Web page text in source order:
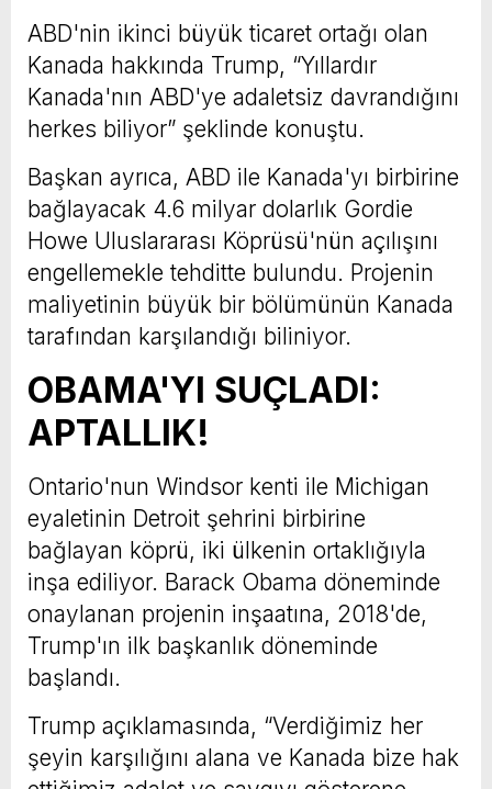
ABD'nin ikinci büyük ticaret ortağı olan
Kanada hakkında Trump, “Yıllardır
Kanada'nın ABD'ye adaletsiz davrandığını
herkes biliyor” şeklinde konuştu.
Başkan ayrıca, ABD ile Kanada'yı birbirine
bağlayacak 4.6 milyar dolarlık Gordie
Howe Uluslararası Köprüsü'nün açılışını
engellemekle tehditte bulundu. Projenin
maliyetinin büyük bir bölümünün Kanada
tarafından karşılandığı biliniyor.
OBAMA'YI SUÇLADI:
APTALLIK!
Ontario'nun Windsor kenti ile Michigan
eyaletinin Detroit şehrini birbirine
bağlayan köprü, iki ülkenin ortaklığıyla
inşa ediliyor. Barack Obama döneminde
onaylanan projenin inşaatına, 2018'de,
Trump'ın ilk başkanlık döneminde
başlandı.
Trump açıklamasında, “Verdiğimiz her
şeyin karşılığını alana ve Kanada bize hak